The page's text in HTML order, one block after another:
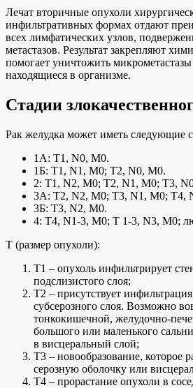
Лечат вторичные опухоли
инфильтративных формах отдают
всех лимфатических узлов,
метастазов. Результат закрепляют
помогает уничтожить микрометастазы
находящиеся в организме.
Стадии
Рак желудка может иметь следующие
1А: Т1, N0, М0.
1Б: Т1, N1, М0; Т2, N0, М0.
2: Т1, N2, М0; Т2, N1, М0; Т3,
3А: Т2, N2, М0; Т3, N1, М0; Т4,
3Б: Т3, N2, М0.
4: Т4, N1-3, М0; Т 1-3, N3, М0;
Т (размер опухоли):
Т1 – опухоль инфильтрирует
подслизистого слоя;
Т2 – присутствует
субсерозного слоя. Возможно
тонкокишечной, желудочно-
большого или маленького
в висцеральный слой;
Т3 – новообразование, которое
серозную оболочку или
Т4 – прорастание опухоли в